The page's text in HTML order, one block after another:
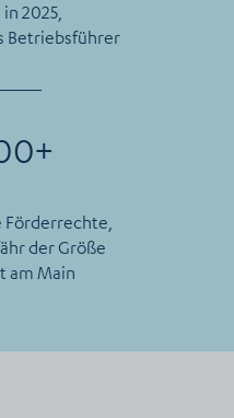
2025,
Betriebsführer
Förderrechte,
der Größe
am Main